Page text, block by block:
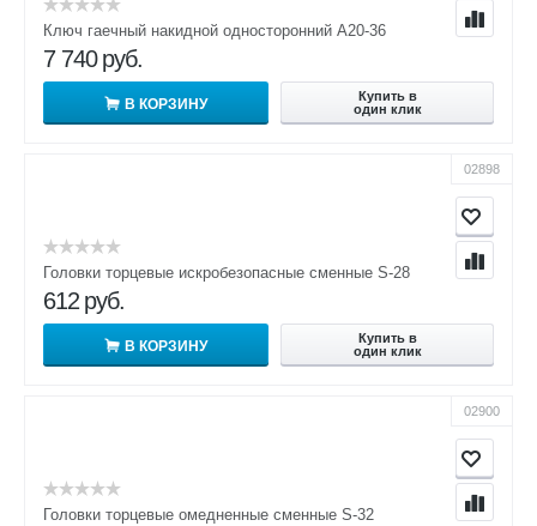
Ключ гаечный накидной односторонний А20-36
7 740 руб.
В КОРЗИНУ
Купить в
один клик
02898
Головки торцевые искробезопасные сменные S-28
612 руб.
В КОРЗИНУ
Купить в
один клик
02900
Головки торцевые омедненные сменные S-32